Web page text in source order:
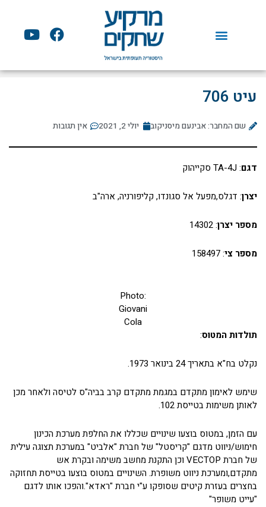
F
a
e
k
Y
o
t
עיט 706
שם המחבר: אבינעם מיסניקוב יולי 2, 2021 אין תגובות
דגם: TA-4J סקייהוק
יצרן: דגלס,מפעל אל סגונדו, קליפורניה, ארה"ב
מספר יצרן: 14302
מספר צי: 158497
Photo:
Giovani
Cola
תולדות המטוס:
נקלט בח"א בתאריך 24 בינואר 1973.
שימש לאימון מתקדם במגמת מתקדם קרב בביה"ס לטיסה ולאחר מכן
לאותן משימות בטייסת 102.
עם הזמן, במטוס בוצעו שינויים שכללו את החלפת מערכת הכינון
חימוש/ניווט מדגם "קריסטל" של חברת "אלביט" במערכת תצוגה עילית
של חברת VECTOP וכן התקנת מחשב משימה ובקרת אש
מתקדם,ומערכת ניווט משופרת. השינויים במטוס בוצעו בטייסת תחזוקה
בחצרים בעזרת קיטים שסופקו ע"י חברת "ראדא".והפכו אותו לדגם
"עייט משופר"